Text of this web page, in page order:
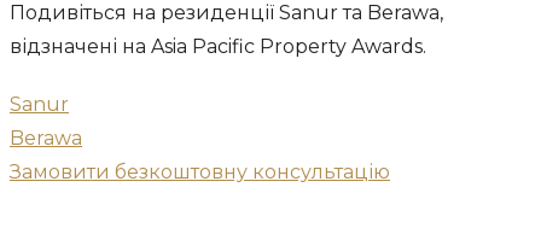
Подивіться на резиденції Sanur та Berawa,
відзначені на Asia Pacific Property Awards.
Sanur
Berawa
Замовити безкоштовну консультацію